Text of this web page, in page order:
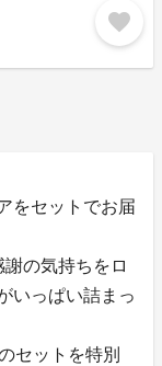
favorite
をセットでお届
の気持ちをロ
いっぱい詰まっ
セットを特別